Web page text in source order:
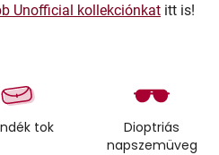
Unofficial kollekciónkat itt is!
tok
Dioptriás
napszemüveg